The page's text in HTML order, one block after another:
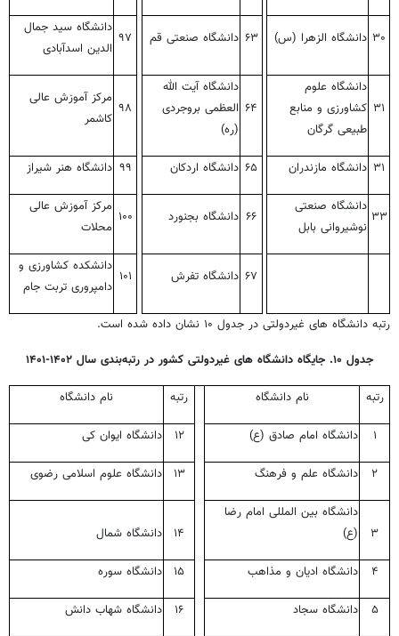
۳۰ دانشگاه الزهرا (س) ۶۳ دانشگاه صنعتی قم ۹۷
دانشگاه سید جمال
الدین اسدآبادی
۳۱
دانشگاه علوم
کشاورزی و منابع
طبیعی گرگان
۶۴
دانشگاه آیت الله
العظمی بروجردی
(ره)
۹۸
مرکز آموزش عالی
کاشمر
۳۱ دانشگاه مازندران ۶۵ دانشگاه اردکان ۹۹ دانشگاه هنر شیراز
۳۳
دانشگاه صنعتی
نوشیروانی بابل
۶۶ دانشگاه بجنورد ۱۰۰
مرکز آموزش عالی
محلات
۶۷ دانشگاه تفرش ۱۰۱
دانشکده کشاورزی و
دامپروری تربت جام
رتبه دانشگاه های غیردولتی در جدول ۱۰ نشان داده شده است.
جدول ۱۰. جایگاه دانشگاه های غیردولتی کشور در رتبه‌بندی سال ۱۴۰۲-۱۴۰۱
رتبه نام دانشگاه رتبه نام دانشگاه
۱ دانشگاه امام صادق (ع) ۱۲ دانشگاه ایوان کی
۲ دانشگاه علم و فرهنگ ۱۳ دانشگاه علوم اسلامی رضوی
۳
دانشگاه بین المللی امام رضا
(ع)
۱۴ دانشگاه شمال
۴ دانشگاه ادیان و مذاهب ۱۵ دانشگاه سوره
۵ دانشگاه سجاد ۱۶ دانشگاه شهاب دانش